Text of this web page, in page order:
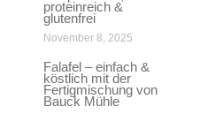
proteinreich &
glutenfrei
November 8, 2025
Falafel – einfach &
köstlich mit der
Fertigmischung von
Bauck Mühle